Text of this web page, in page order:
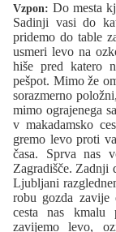
Vzpon: Do mesta
Sadinji vasi do
pridemo do table
usmeri levo na
hiše pred katero
pešpot. Mimo že
sorazmerno
mimo ograjenega
v makadamsko
gremo levo proti
časa. Sprva nas
Zagradišče. Zadnji
Ljubljani
robu gozda zavije
cesta nas kmalu
zavijemo levo,